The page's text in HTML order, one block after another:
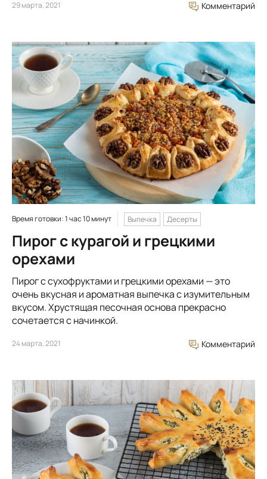
29 марта, 2021 Комментарий
Время готовки: 1 час 10 минут Выпечка Десерты
Пирог с курагой и грецкими
орехами
Пирог с сухофруктами и грецкими орехами — это
очень вкусная и ароматная выпечка с изумительным
вкусом. Хрустящая песочная основа прекрасно
сочетается с начинкой.
24 марта, 2021 Комментарий